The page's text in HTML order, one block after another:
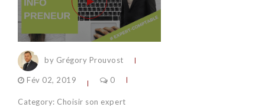
by Grégory Prouvost
Fév 02, 2019 0
Category: Choisir son expert